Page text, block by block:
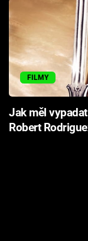
FILMY
Jak měl
Robert